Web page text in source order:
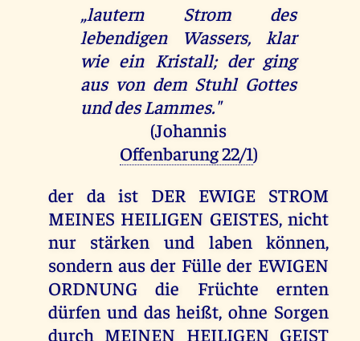
„lautern Strom des
lebendigen Wassers, klar
wie ein Kristall; der ging
aus von dem Stuhl Gottes
und des Lammes."
(Johannis
Offenbarung 22/1)
der da ist DER EWIGE STROM
MEINES HEILIGEN GEISTES, nicht
nur stärken und laben können,
sondern aus der Fülle der EWIGEN
ORDNUNG die Früchte ernten
dürfen und das heißt, ohne Sorgen
durch MEINEN HEILIGEN GEIST